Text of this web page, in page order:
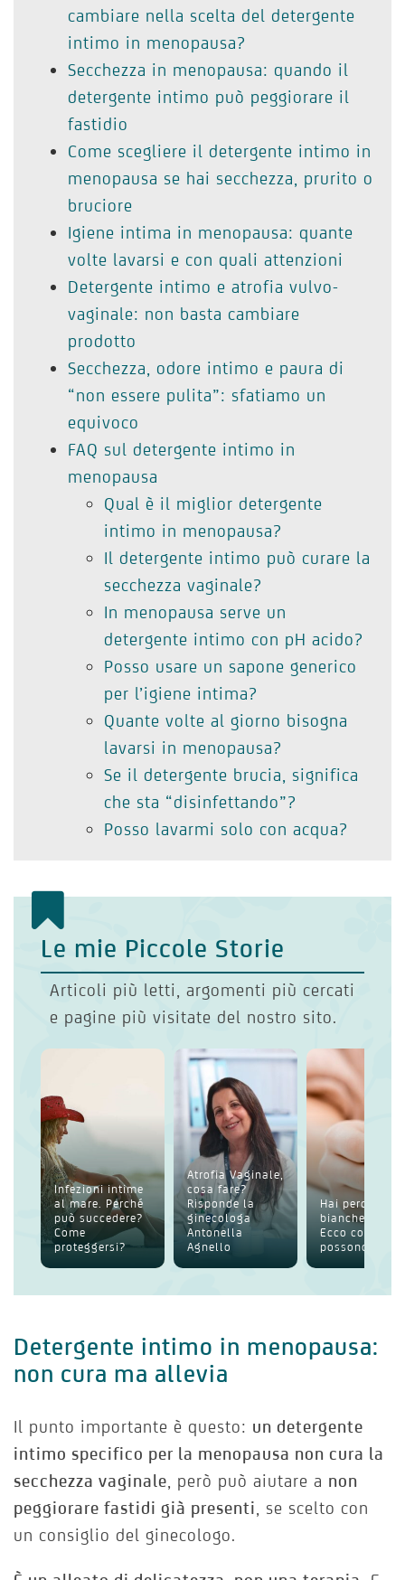
cambiare nella scelta del detergente
intimo in menopausa?
Secchezza in menopausa: quando il
detergente intimo può peggiorare il
fastidio
Come scegliere il detergente intimo in
menopausa se hai secchezza, prurito o
bruciore
Igiene intima in menopausa: quante
volte lavarsi e con quali attenzioni
Detergente intimo e atrofia vulvo-
vaginale: non basta cambiare
prodotto
Secchezza, odore intimo e paura di
“non essere pulita”: sfatiamo un
equivoco
FAQ sul detergente intimo in
menopausa
Qual è il miglior detergente
intimo in menopausa?
Il detergente intimo può curare la
secchezza vaginale?
In menopausa serve un
detergente intimo con pH acido?
Posso usare un sapone generico
per l’igiene intima?
Quante volte al giorno bisogna
lavarsi in menopausa?
Se il detergente brucia, significa
che sta “disinfettando”?
Posso lavarmi solo con acqua?
Le mie Piccole Storie
Articoli più letti, argomenti più cercati
e pagine più visitate del nostro sito.
Infezioni intime
al mare. Perché
può succedere?
Come
proteggersi?
Atrofia Vaginale,
cosa fare?
Risponde la
ginecologa
Antonella
Agnello
Hai perdite
bianche
Ecco cosa
possono
Detergente intimo in menopausa:
non cura ma allevia
Il punto importante è questo: un detergente
intimo specifico per la menopausa non cura la
secchezza vaginale, però può aiutare a non
peggiorare fastidi già presenti, se scelto con
un consiglio del ginecologo.